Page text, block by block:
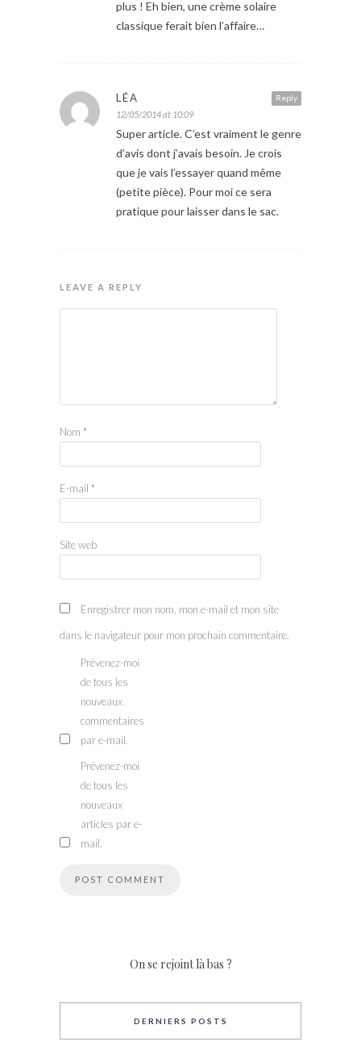
plus ! Eh bien, une crème solaire
classique ferait bien l’affaire…
Reply
LÉA
12/05/2014 at 10:09
Super article. C’est vraiment le genre
d’avis dont j’avais besoin. Je crois
que je vais l’essayer quand même
(petite pièce). Pour moi ce sera
pratique pour laisser dans le sac.
LEAVE A REPLY
Nom *
E-mail *
Site web
Enregistrer mon nom, mon e-mail et mon site
dans le navigateur pour mon prochain commentaire.
Prévenez-moi
de tous les
nouveaux
commentaires
par e-mail.
Prévenez-moi
de tous les
nouveaux
articles par e-
mail.
On se rejoint là bas ?
DERNIERS POSTS